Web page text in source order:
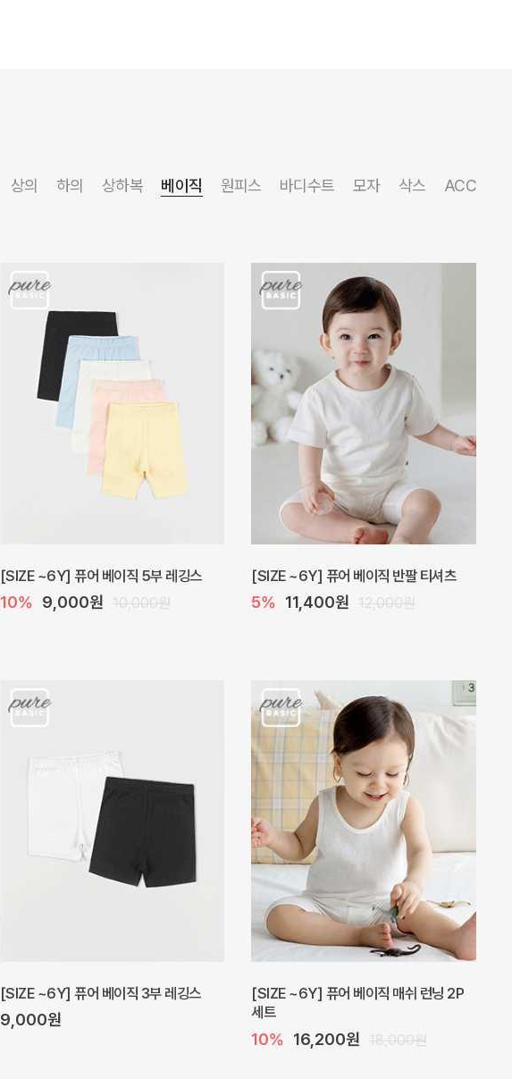
상의 하의 상하복 베이직 원피스 바디수트 모자 삭스 ACC
[SIZE ~6Y] 베르 원피스
10% 28,800원 32,000원
프로리 뷔스티에 미니 아기 원피스
20% 20,800원 26,000원
5% 39,000원 41,000원 20% 27,200원 34,000원